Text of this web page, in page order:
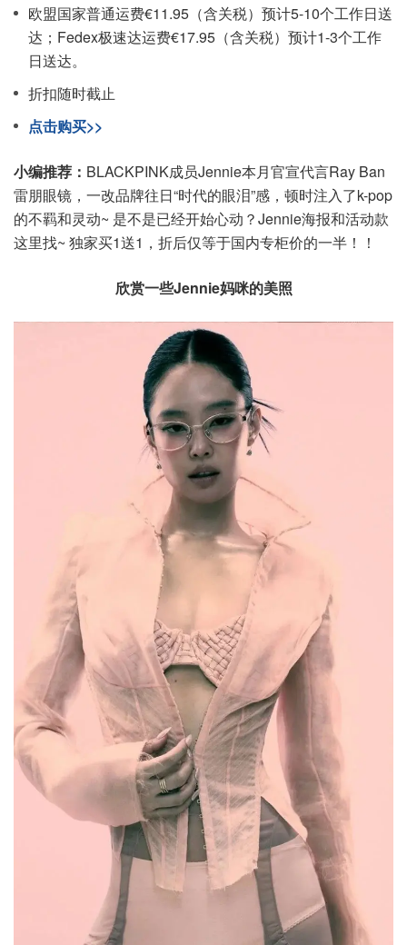
欧盟国家普通运费€11.95（含关税）预计5-10个工作日送
达；Fedex极速达运费€17.95（含关税）预计1-3个工作
日送达。
折扣随时截止
点击购买>>
小编推荐： BLACKPINK成员Jennie本月官宣代言Ray Ban
雷朋眼镜，一改品牌往日“时代的眼泪”感，顿时注入了k-pop
的不羁和灵动~ 是不是已经开始心动？Jennie海报和活动款
这里找~ 独家买1送1，折后仅等于国内专柜价的一半！！
欣赏一些Jennie妈咪的美照